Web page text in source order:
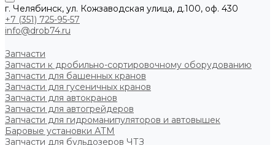
г. Челябинск, ул. Кожзаводская улица, д.100, оф. 430
+7 (351) 725-95-57
info@drob74.ru
Запчасти
Запчасти к дробильно-сортировочному оборудованию
Запчасти для башенных кранов
Запчасти для гусеничных кранов
Запчасти для автокранов
Запчасти для автогрейдеров
Запчасти для гидроманипуляторов и автовышек
Баровые установки АТМ
Запчасти для бульдозеров ЧТЗ